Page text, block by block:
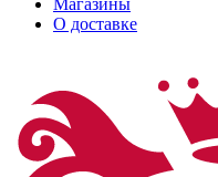
О доставке